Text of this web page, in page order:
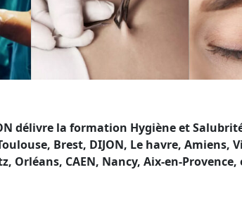
délivre la formation Hygiène et
Brest, DIJON, Le havre,
Orléans, CAEN, Nancy, Aix-en-